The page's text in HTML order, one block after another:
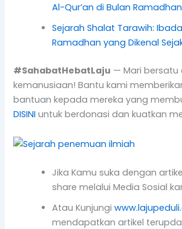
Al-Qur’an di Bulan Ramadhan
Sejarah Shalat Tarawih:
Ramadhan yang Dikenal
#SahabatHebatLaju — Mari bersatu
kemanusiaan! Bantu kami
bantuan kepada mereka yang
DISINI untuk berdonasi dan kuatkan
Jika Kamu suka dengan
share melalui Media Sosial
Atau Kunjungi
mendapatkan artikel